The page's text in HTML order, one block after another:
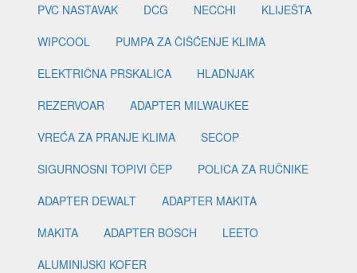
PVC NASTAVAK
DCG NECCHI
KLIJEŠTA
WIPCOOL
PUMPA ZA ČIŠĆENJE KLIMA
ELEKTRIČNA PRSKALICA
HLADNJAK
REZERVOAR
ADAPTER MILWAUKEE
VREĆA ZA PRANJE KLIMA
SECOP
SIGURNOSNI TOPIVI ČEP
POLICA ZA RUČNIKE
ADAPTER DEWALT
ADAPTER MAKITA
MAKITA
ADAPTER BOSCH
LEETO
ALUMINIJSKI KOFER